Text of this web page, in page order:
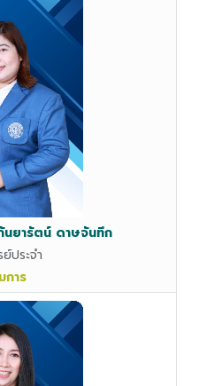
นยารัตน์ ดาษจันทึก
ประจำ
การ